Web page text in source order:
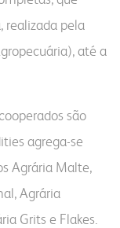
fundação cultural
museu histórico
realizada pela
até a
são
agrega-se
Agrária Malte,
Agrária
Grits e Flakes.